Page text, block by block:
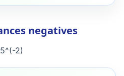
negatives
2)